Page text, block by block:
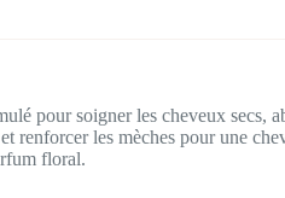
pour soigner les cheveux secs,
renforcer les mèches pour une
floral.